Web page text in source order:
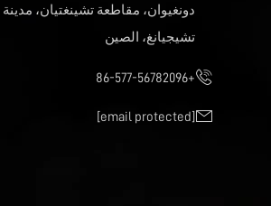
دونغيوان، مقاطعة تشينغتيان،
تشيجيانغ، الصين
+86-577-56782096
[email protected]